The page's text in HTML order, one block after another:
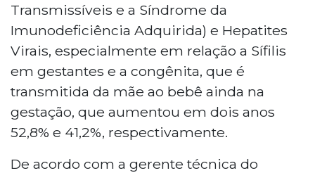
Transmissíveis e a Síndrome da
Imunodeficiência Adquirida) e Hepatites
Virais, especialmente em relação a Sífilis
em gestantes e a congênita, que é
transmitida da mãe ao bebê ainda na
gestação, que aumentou em dois anos
52,8% e 41,2%, respectivamente.
De acordo com a gerente técnica do